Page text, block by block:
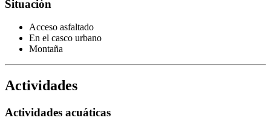
Situación
Acceso asfaltado
En el casco urbano
Montaña
Actividades
Actividades acuáticas